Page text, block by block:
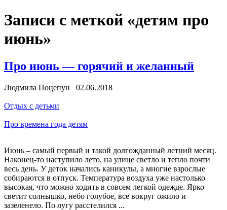
Записи с меткой «детям про
июнь»
Про июнь — горячий и желанный
Людмила Поцепун 02.06.2018
Отдых с детьми
Про времена года детям
Июнь – самый первый и такой долгожданный летний месяц.
Наконец-то наступило лето, на улице светло и тепло почти
весь день. У деток начались каникулы, а многие взрослые
собираются в отпуск. Температура воздуха уже настолько
высокая, что можно ходить в совсем легкой одежде. Ярко
светит солнышко, небо голубое, все вокруг ожило и
зазеленело. По лугу расстелился ...